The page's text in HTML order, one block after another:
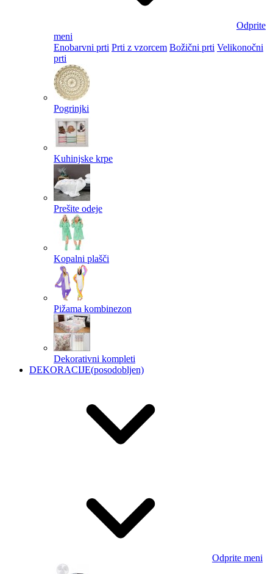
Odprite
meni
Enobarvni prti Prti z vzorcem Božični prti Velikonočni
prti​
Pogrinjki
Kuhinjske krpe
Prešite odeje
Kopalni plašči
Pižama kombinezon
Dekorativni kompleti
DEKORACIJE(posodobljen)
Odprite meni